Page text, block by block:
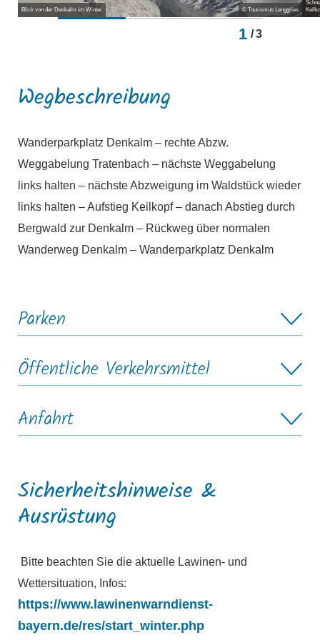
© Tourismus Lenggries
Blick von der Denkalm im Winter
1 /3
Wegbeschreibung
Wanderparkplatz Denkalm – rechte Abzw.
Weggabelung Tratenbach – nächste Weggabelung
links halten – nächste Abzweigung im Waldstück wieder
links halten – Aufstieg Keilkopf – danach Abstieg durch
Bergwald zur Denkalm – Rückweg über normalen
Wanderweg Denkalm – Wanderparkplatz Denkalm
Parken
Öffentliche Verkehrsmittel
Anfahrt
Sicherheitshinweise &
Ausrüstung
Bitte beachten Sie die aktuelle Lawinen- und
Wettersituation, Infos:
https://www.lawinenwarndienst-
bayern.de/res/start_winter.php